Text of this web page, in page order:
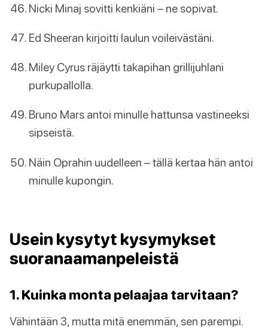
Nicki Minaj sovitti kenkiäni – ne sopivat.
Ed Sheeran kirjoitti laulun voileivästäni.
Miley Cyrus räjäytti takapihan grillijuhlani
purkupallolla.
Bruno Mars antoi minulle hattunsa vastineeksi
sipseistä.
Näin Oprahin uudelleen – tällä kertaa hän antoi
minulle kupongin.
Usein kysytyt kysymykset
suoranaamanpeleistä
1. Kuinka monta pelaajaa tarvitaan?
Vähintään 3, mutta mitä enemmän, sen parempi.